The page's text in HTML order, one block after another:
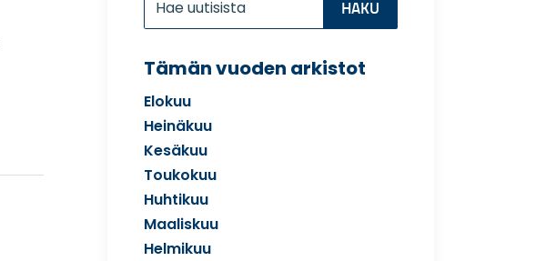
for...
Tämän vuoden arkistot
Elokuu
Heinäkuu
Kesäkuu
Toukokuu
Huhtikuu
Maaliskuu
Helmikuu